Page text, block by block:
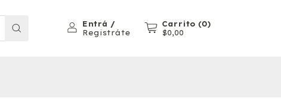
Entrá /
Registráte
Carrito (0)
$0,00